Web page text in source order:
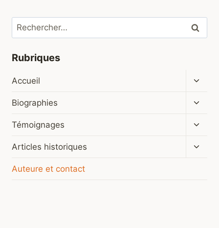
Rechercher :
Rubriques
Accueil
menu
Biographies
menu
Témoignages
menu
Articles historiques
Auteure et contact